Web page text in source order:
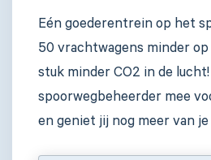
Eén goederentrein op het
50 vrachtwagens minder op
stuk minder CO2 in de
spoorwegbeheerder mee
en geniet jij nog meer van